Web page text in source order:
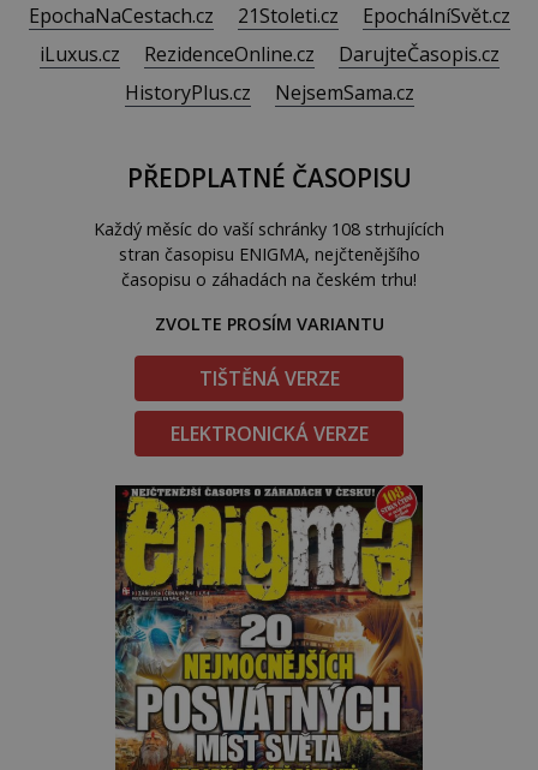
EpochaNaCestach.cz
21Stoleti.cz
EpochálníSvět.cz
iLuxus.cz
RezidenceOnline.cz
DarujteČasopis.cz
HistoryPlus.cz
NejsemSama.cz
PŘEDPLATNÉ ČASOPISU
Každý měsíc do vaší schránky 108 strhujících
stran časopisu ENIGMA, nejčtenějšího
časopisu o záhadách na českém trhu!
ZVOLTE PROSÍM VARIANTU
TIŠTĚNÁ VERZE
ELEKTRONICKÁ VERZE